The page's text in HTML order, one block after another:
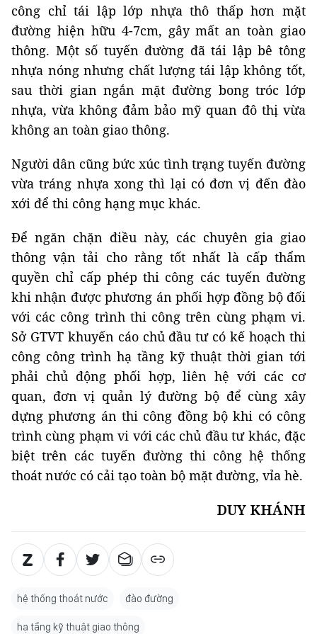
công chỉ tái lập lớp nhựa thô thấp hơn mặt
đường hiện hữu 4-7cm, gây mất an toàn giao
thông. Một số tuyến đường đã tái lập bê tông
nhựa nóng nhưng chất lượng tái lập không tốt,
sau thời gian ngắn mặt đường bong tróc lớp
nhựa, vừa không đảm bảo mỹ quan đô thị vừa
không an toàn giao thông.
Người dân cũng bức xúc tình trạng tuyến đường
vừa tráng nhựa xong thì lại có đơn vị đến đào
xới để thi công hạng mục khác.
Để ngăn chặn điều này, các chuyên gia giao
thông vận tải cho rằng tốt nhất là cấp thẩm
quyền chỉ cấp phép thi công các tuyến đường
khi nhận được phương án phối hợp đồng bộ đối
với các công trình thi công trên cùng phạm vi.
Sở GTVT khuyến cáo chủ đầu tư có kế hoạch thi
công công trình hạ tầng kỹ thuật thời gian tới
phải chủ động phối hợp, liên hệ với các cơ
quan, đơn vị quản lý đường bộ để cùng xây
dựng phương án thi công đồng bộ khi có công
trình cùng phạm vi với các chủ đầu tư khác, đặc
biệt trên các tuyến đường thi công hệ thống
thoát nước có cải tạo toàn bộ mặt đường, vỉa hè.
DUY KHÁNH
hệ thống thoát nước đào đường
hạ tầng kỹ thuật giao thông